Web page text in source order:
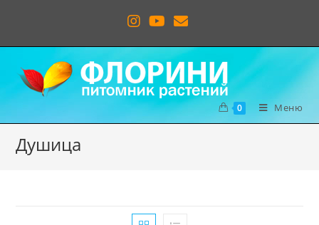
0 Меню
Душица